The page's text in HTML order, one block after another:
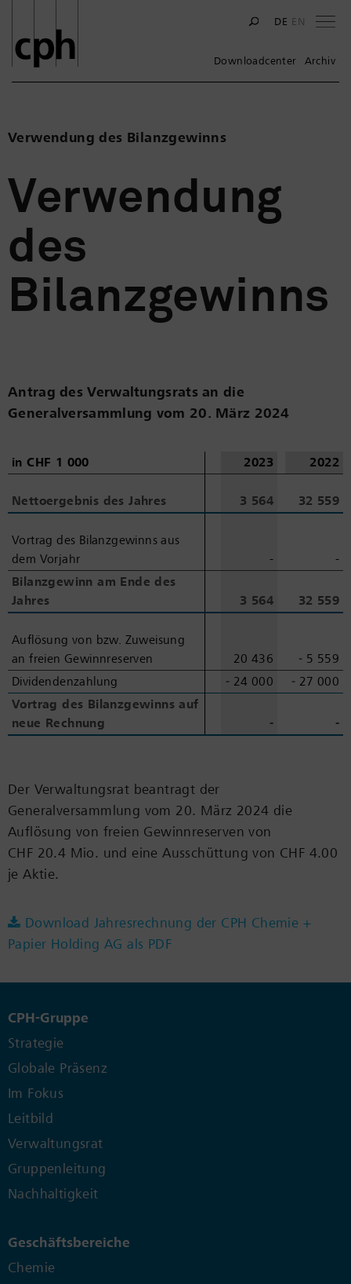
DE EN
Downloadcenter Archiv
Verwendung des Bilanzgewinns
Verwendung
des
Bilanzgewinns
Antrag des Verwaltungsrats an die
Generalversammlung vom 20. März 2024
in CHF 1 000 2023 2022
Nettoergebnis des Jahres 3 564 32 559
Vortrag des Bilanzgewinns aus
dem Vorjahr
-
-
Bilanzgewinn am Ende des
Jahres
3 564 32 559
Auflösung von bzw. Zuweisung
an freien Gewinnreserven
20 436
‑ 5 559
Dividendenzahlung
‑ 24 000
‑ 27 000
Vortrag des Bilanzgewinns auf
neue Rechnung
- -
in CHF 1 000
Nettoergebnis des Jahres
Vortrag des Bilanzgewinns aus
dem Vorjahr
Bilanzgewinn am Ende des
Jahres
Auflösung von bzw. Zuweisung
an freien Gewinnreserven
Dividendenzahlung
Vortrag des Bilanzgewinns auf
neue Rechnung
Der Verwaltungsrat beantragt der
Generalversammlung vom 20. März 2024 die
Auflösung von freien Gewinnreserven von
CHF 20.4 Mio. und eine Ausschüttung von CHF 4.00
je Aktie.
Download Jahresrechnung der CPH Chemie +
Papier Holding AG als PDF
CPH-Gruppe
Strategie
Globale Präsenz
Im Fokus
Leitbild
Verwaltungsrat
Gruppenleitung
Nachhaltigkeit
Geschäftsbereiche
Chemie